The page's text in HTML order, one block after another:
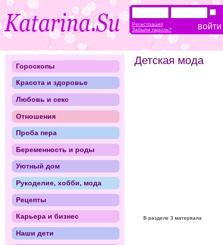
Детская мода
В разделе 3 материала
Гороскопы
Красота и здоровье
Любовь и секс
Отношения
Проба пера
Беременность и роды
Уютный дом
Рукоделие, хобби, мода
Рецепты
Карьера и бизнес
Наши дети
Регистрация
Забыли пароль?